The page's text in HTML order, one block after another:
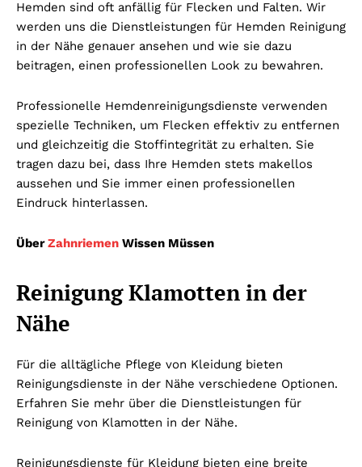
Hemden sind oft anfällig für Flecken und Falten. Wir
werden uns die Dienstleistungen für Hemden Reinigung
in der Nähe genauer ansehen und wie sie dazu
beitragen, einen professionellen Look zu bewahren.
Professionelle Hemdenreinigungsdienste verwenden
spezielle Techniken, um Flecken effektiv zu entfernen
und gleichzeitig die Stoffintegrität zu erhalten. Sie
tragen dazu bei, dass Ihre Hemden stets makellos
aussehen und Sie immer einen professionellen
Eindruck hinterlassen.
ÜberZahnriemen Wissen Müssen
Reinigung Klamotten in der
Nähe
Für die alltägliche Pflege von Kleidung bieten
Reinigungsdienste in der Nähe verschiedene Optionen.
Erfahren Sie mehr über die Dienstleistungen für
Reinigung von Klamotten in der Nähe.
Reinigungsdienste für Kleidung bieten eine breite